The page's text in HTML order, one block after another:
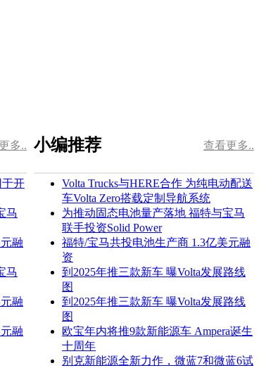
多..
于开
马
融
马
融
融
查看更多..
小编推荐
Volta Trucks与HERE合作 为纯电动配送
车Volta Zero搭载定制导航系统
为推动固态电池量产落地 福特与宝马
联手投资Solid Power
福特/宝马共投电池生产商 1.3亿美元融
资
到2025年推三款新车 曝Volta发展路线
图
到2025年推三款新车 曝Volta发展路线
图
欧宝年内将推9款新能源车 Ampera诞生
十周年
别克新能源全新力作，微蓝7和微蓝6试